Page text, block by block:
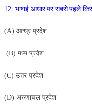
12 भाषाई आधार पर सबसे पहले
(A) आन्ध्र प्रदेश
(B) मध्य प्रदेश
(C) उत्तर प्रदेश
(D) अरुणाचल प्रदेश